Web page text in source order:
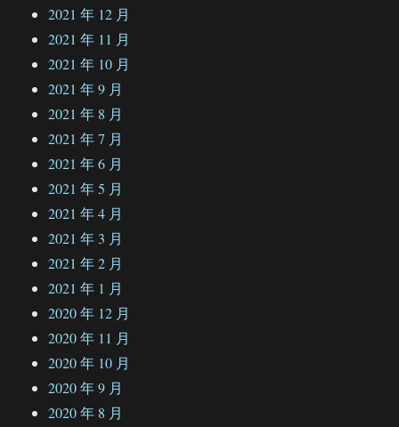
2021 年 12 月
2021 年 11 月
2021 年 10 月
2021 年 9 月
2021 年 8 月
2021 年 7 月
2021 年 6 月
2021 年 5 月
2021 年 4 月
2021 年 3 月
2021 年 2 月
2021 年 1 月
2020 年 12 月
2020 年 11 月
2020 年 10 月
2020 年 9 月
2020 年 8 月